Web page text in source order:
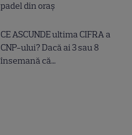
padel din oraș
CE ASCUNDE ultima CIFRA a
CNP-ului? Dacă ai 3 sau 8
însemană că...